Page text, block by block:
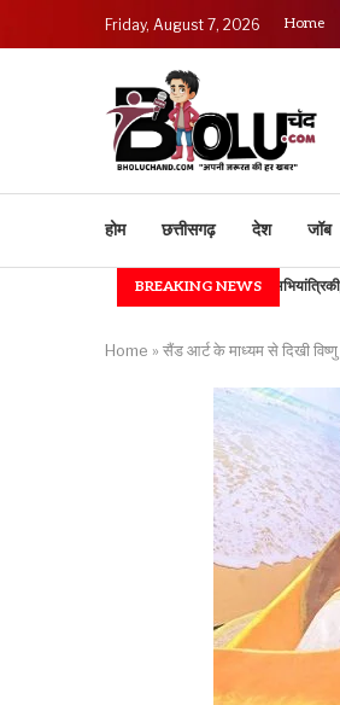
Friday, August 7, 2026 Home
होम छत्तीसगढ़ देश जॉब
BREAKING NEWS
IGKV में B.TECH (कृषि अभियांत्रिकी) एवं फूड टेक्नोलॉजी...
Home » सैंड आर्ट के माध्यम से दिखी